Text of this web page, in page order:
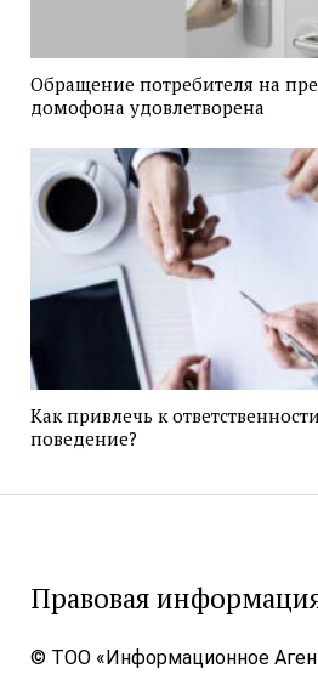
Обращение потребителя на
домофона удовлетворена
Как привлечь к
поведение?
Правовая
© ТОО «Информационное